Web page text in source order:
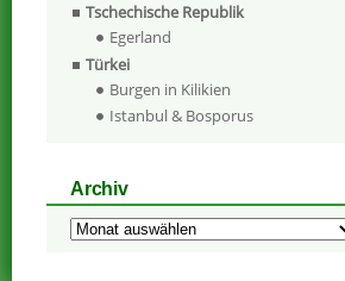
Tschechische Republik
Egerland
Türkei
Burgen in Kilikien
Istanbul & Bosporus
Archiv
Archiv